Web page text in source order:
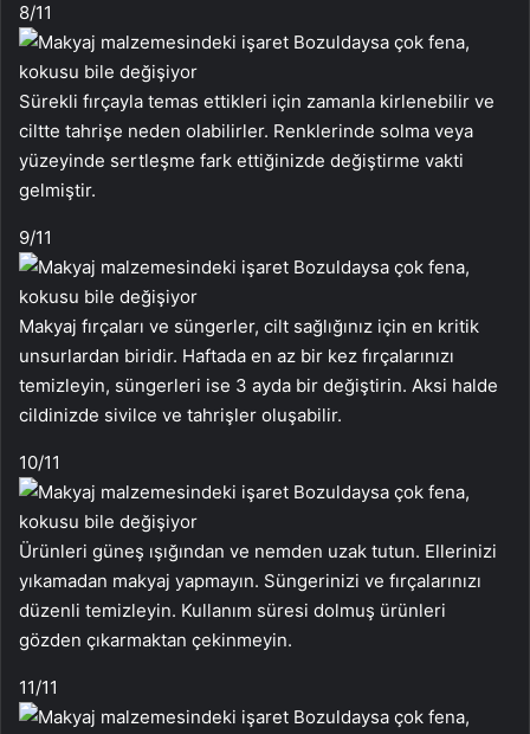
8/11
Sürekli fırçayla temas ettikleri için zamanla kirlenebilir ve
ciltte tahrişe neden olabilirler. Renklerinde solma veya
yüzeyinde sertleşme fark ettiğinizde değiştirme vakti
gelmiştir.
9/11
Makyaj fırçaları ve süngerler, cilt sağlığınız için en kritik
unsurlardan biridir. Haftada en az bir kez fırçalarınızı
temizleyin, süngerleri ise 3 ayda bir değiştirin. Aksi halde
cildinizde sivilce ve tahrişler oluşabilir.
10/11
Ürünleri güneş ışığından ve nemden uzak tutun. Ellerinizi
yıkamadan makyaj yapmayın. Süngerinizi ve fırçalarınızı
düzenli temizleyin. Kullanım süresi dolmuş ürünleri
gözden çıkarmaktan çekinmeyin.
11/11